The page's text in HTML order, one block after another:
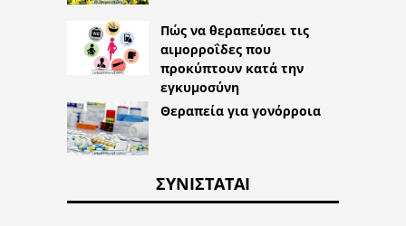
Πώς να θεραπεύσει τις
αιμορροΐδες που
προκύπτουν κατά την
εγκυμοσύνη
Θεραπεία για γονόρροια
ΣΥΝΙΣΤΆΤΑΙ